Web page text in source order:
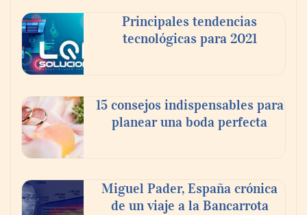
inquilinos en CataluñaPrincipales tendencias
tecnológicas para 2021
15 consejos indispensables para
planear una boda perfecta
Miguel Pader, España crónica
de un viaje a la Bancarrota